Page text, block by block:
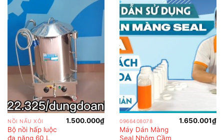
NỒI NẤU XÔI
Bộ nồi hấp luộc
đa năng 60 L
1.500.000₫ 0966408078
Máy Dán Màng
Seal Nhôm Cầm
1.650.001₫